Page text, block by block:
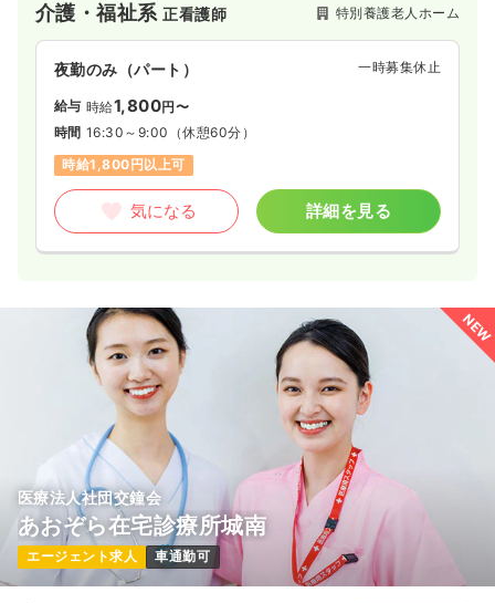
介護・福祉系正看護師 特別養護老人ホーム
夜勤のみ（パート） 一時募集休止
給与 時給1,800円〜
時間 16:30～9:00 （休憩60分）
時給1,800円以上可
気になる 詳細を見る
NEW
医療法人社団交鐘会
あおぞら在宅診療所城南
エージェント求人 車通勤可